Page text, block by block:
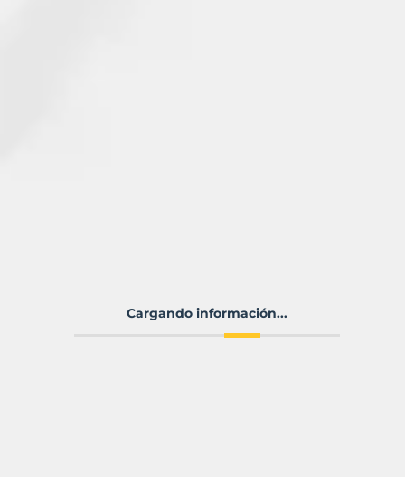
Cargando información...